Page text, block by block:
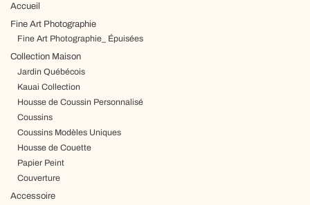
Accueil
Fine Art Photographie
Fine Art Photographie_ Épuisées
Collection Maison
Jardin Québécois
Kauai Collection
Housse de Coussin Personnalisé
Coussins
Coussins Modèles Uniques
Housse de Couette
Papier Peint
Couverture
Accessoire